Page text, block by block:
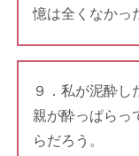
憶は全くなかっ
９．私が泥酔し
親が酔っぱらっ
らだろう。